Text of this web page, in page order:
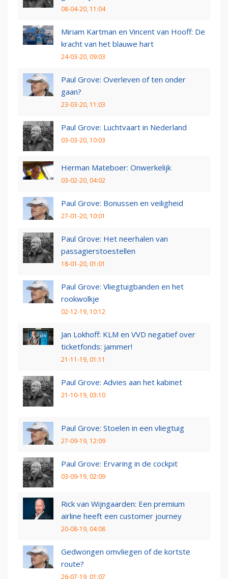
08-04-20, 11:04
Miriam Kartman en Vincent van Hooff: De
kracht van het blauwe hart
24-03-20, 09:03
Paul Grove: Overleven of ten onder
gaan?
23-03-20, 11:03
Paul Grove: Luchtvaart in Nederland
03-03-20, 10:03
Herman Mateboer: Onwerkelijk
03-02-20, 04:02
Paul Grove: Bonussen en veiligheid
27-01-20, 10:01
Paul Grove: Het neerhalen van
passagierstoestellen
18-01-20, 01:01
Paul Grove: Vliegtuigbanden en het
rookwolkje
02-12-19, 10:12
Jan Lokhoff: KLM en VVD negatief over
ticketfonds: jammer!
21-11-19, 01:11
Paul Grove: Advies aan het kabinet
21-10-19, 03:10
Paul Grove: Stoelen in een vliegtuig
27-09-19, 12:09
Paul Grove: Ervaring in de cockpit
03-09-19, 02:09
Rick van Wijngaarden: Een premium
airline heeft een customer journey
20-08-19, 04:08
Gedwongen omvliegen of de kortste
route?
26-07-19, 01:07